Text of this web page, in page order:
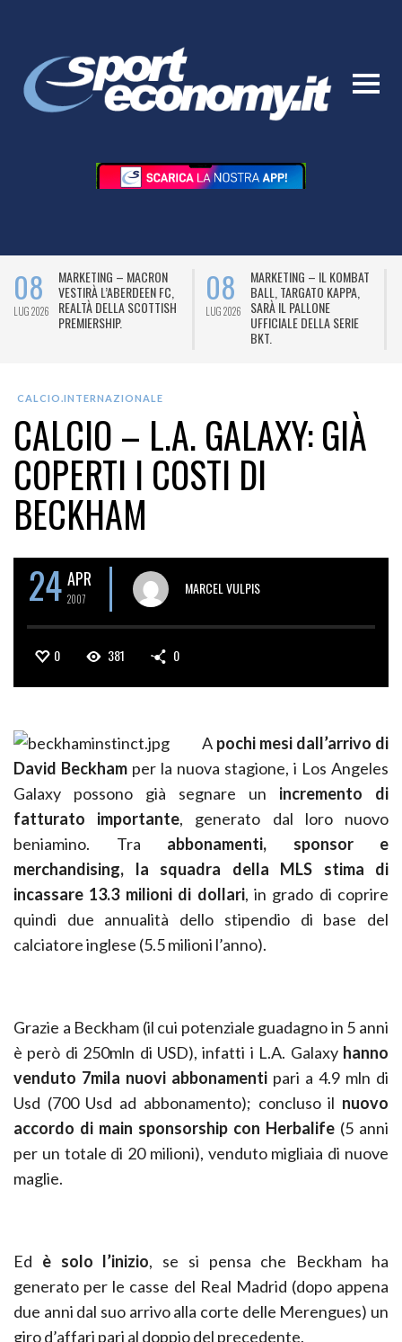
08
LUG 2026
MARKETING – MACRON
VESTIRÀ L’ABERDEEN FC,
REALTÀ DELLA SCOTTISH
PREMIERSHIP.
08
LUG 2026
MARKETING – IL KOMBAT
BALL, TARGATO KAPPA,
SARÀ IL PALLONE
UFFICIALE DELLA SERIE
BKT.
CALCIO.INTERNAZIONALE
CALCIO – L.A. GALAXY: GIÀ
COPERTI I COSTI DI
BECKHAM
24 APR
2007
MARCEL VULPIS
0 381 0
A pochi mesi dall’arrivo di
David Beckham per la nuova stagione, i Los Angeles
Galaxy possono già segnare un incremento di
fatturato importante, generato dal loro nuovo
beniamino. Tra abbonamenti, sponsor e
merchandising, la squadra della MLS stima di
incassare 13.3 milioni di dollari, in grado di coprire
quindi due annualità dello stipendio di base del
calciatore inglese (5.5 milioni l’anno).
Grazie a Beckham (il cui potenziale guadagno in 5 anni
è però di 250mln di USD), infatti i L.A. Galaxy hanno
venduto 7mila nuovi abbonamenti pari a 4.9 mln di
Usd (700 Usd ad abbonamento); concluso il nuovo
accordo di main sponsorship con Herbalife (5 anni
per un totale di 20 milioni), venduto migliaia di nuove
maglie.
Ed è solo l’inizio, se si pensa che Beckham ha
generato per le casse del Real Madrid (dopo appena
due anni dal suo arrivo alla corte delle Merengues) un
giro d’affari pari al doppio del precedente.